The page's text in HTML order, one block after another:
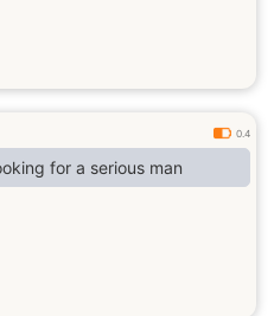
0.4
for a serious man